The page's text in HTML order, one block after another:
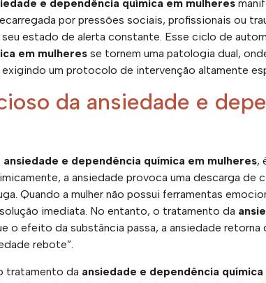
e dependência química em mulheres
por pressões sociais, profissionais ou
seu estado de alerta constante. Esse ciclo de
em mulheres se tornem uma patologia dual,
um protocolo de intervenção altamente
da ansiedade e
ansiedade e dependência química em mulheres,
a ansiedade provoca uma descarga de
Quando a mulher não possui ferramentas
imediata. No entanto, o tratamento da
o efeito da substância passa, a ansiedade
rebote”.
tratamento da ansiedade e dependência